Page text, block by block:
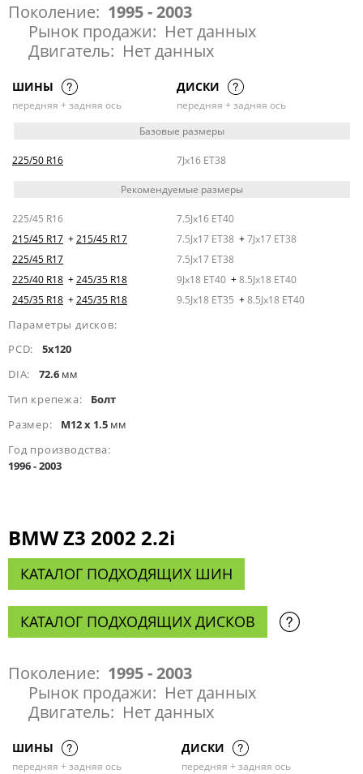
Поколение: 1995 - 2003
Рынок продажи: Нет данных
Двигатель: Нет данных
ШИНЫ
передняя + задняя ось
ДИСКИ
передняя + задняя ось
Базовые размеры
225/50 R16 7Jx16 ET38
Рекомендуемые размеры
225/45 R16
7.5Jx16 ET40
215/45 R17 +215/45 R17 7.5Jx17 ET38 +7Jx17 ET38
225/45 R17
7.5Jx17 ET38
225/40 R18 +245/35 R18 9Jx18 ET40 +8.5Jx18 ET40
245/35 R18 +245/35 R18 9.5Jx18 ET35 +8.5Jx18 ET40
Параметры дисков:
PCD:
5x120
DIA:
72.6 мм
Тип крепежа:
Болт
Размер:
M12 x 1.5 мм
Год производства:
1996 - 2003
BMW Z3 2002 2.2i
КАТАЛОГ ПОДХОДЯЩИХ ШИН
КАТАЛОГ ПОДХОДЯЩИХ ДИСКОВ
Поколение: 1995 - 2003
Рынок продажи: Нет данных
Двигатель: Нет данных
ШИНЫ
передняя + задняя ось
ДИСКИ
передняя + задняя ось